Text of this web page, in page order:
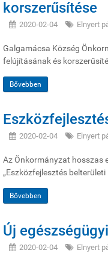
korszerűsítése
2020-02-04 Elnyert
Galgamácsa Község
felújításának és
Bővebben
2020-02-04 Elnyert
Az Önkormányzat hosszas
„Eszközfejlesztés
Bővebben
Új
2020-02-04 Elnyert